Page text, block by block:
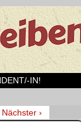
IN!
Nächster ›